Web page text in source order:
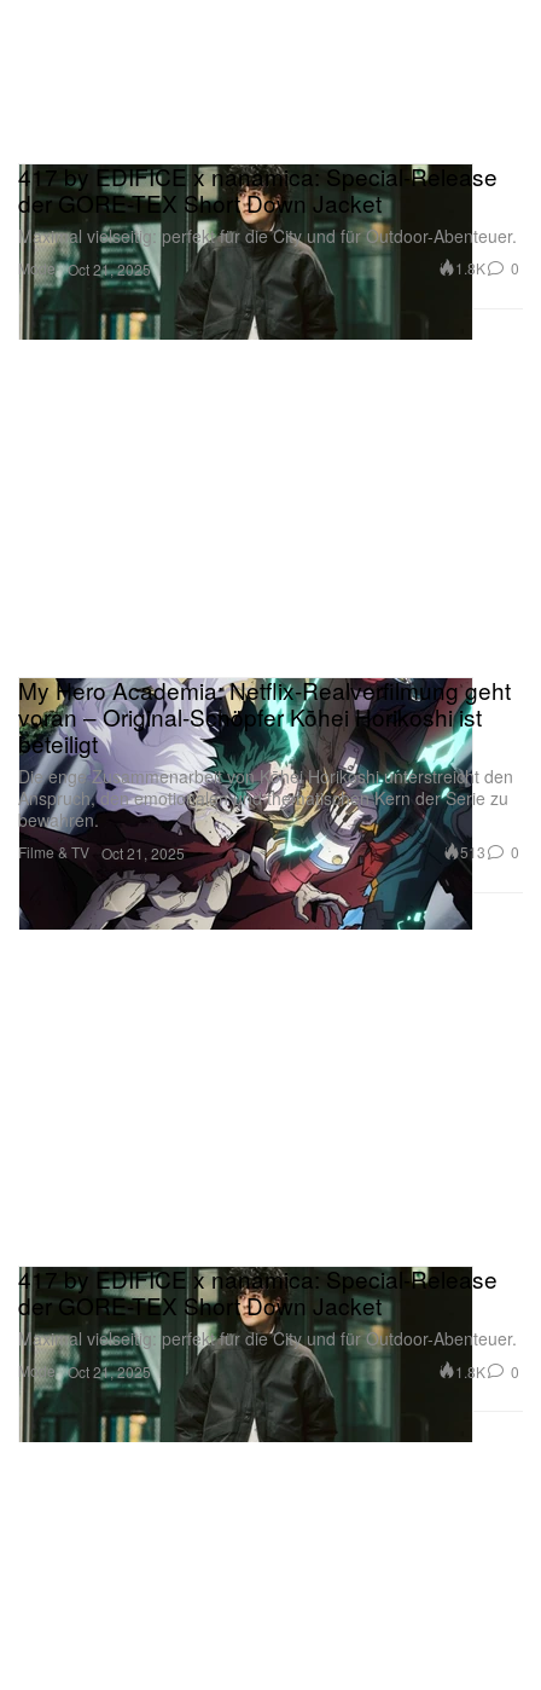
Mode
417 by EDIFICE x nanamica: Special-Release
der GORE-TEX Short Down Jacket
Maximal vielseitig: perfekt für die City und für Outdoor-Abenteuer.
Oct 21, 2025 1.8K 0
Filme & TV
My Hero Academia: Netflix-Realverfilmung geht
voran – Original-Schöpfer Kōhei Horikoshi ist
beteiligt
Die enge Zusammenarbeit von Kōhei Horikoshi unterstreicht den
Anspruch, den emotionalen und thematischen Kern der Serie zu
bewahren.
Oct 21, 2025 513 0
Mode
417 by EDIFICE x nanamica: Special-Release
der GORE-TEX Short Down Jacket
Maximal vielseitig: perfekt für die City und für Outdoor-Abenteuer.
Oct 21, 2025 1.8K 0